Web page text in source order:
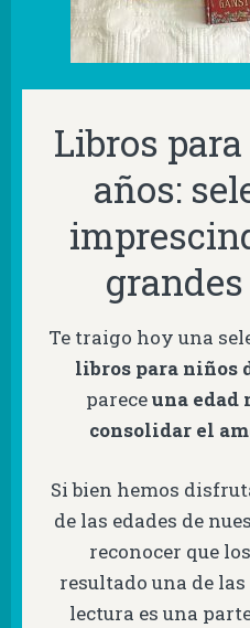
Libros
años:
Te traigo hoy una
libros para niños
pareceuna edad
consolidar el
Si bien hemos
de las edades de
reconocer que
resultado una de
lectura es una